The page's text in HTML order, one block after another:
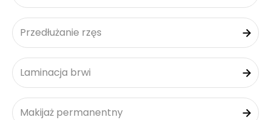
Przedłużanie rzęs
Laminacja brwi
Makijaż permanentny